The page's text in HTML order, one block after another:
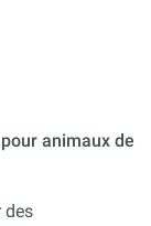
animaux de
des